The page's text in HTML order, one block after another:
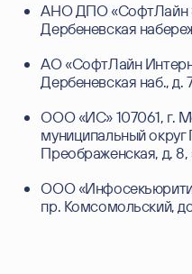
АНО ДПО «СофтЛайн
Дербеневская
АО «СофтЛайн
Дербеневская наб., д.
ООО «ИС» 107061, г.
муниципальный
Преображенская, д. 8,
ООО «Инфосекьюрити
пр. Комсомольский,